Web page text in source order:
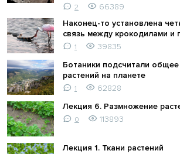
2
66389
Наконец-то установлена
связь между крокодилами и
1
39835
Ботаники подсчитали
растений на планете
1
62828
Лекция 6. Размножение
0 113893
Лекция 1. Ткани растений